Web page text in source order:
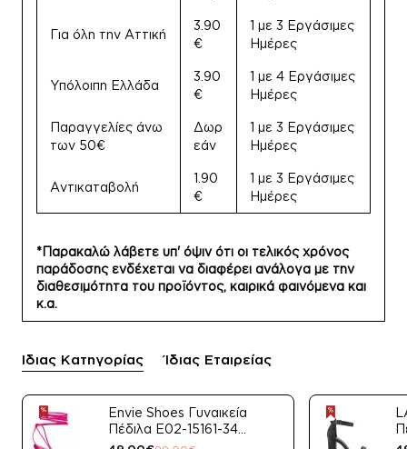
Για όλη την Αττική
3.90
€
1 με 3 Εργάσιμες
Ημέρες
Υπόλοιπη Ελλάδα
3.90
€
1 με 4 Εργάσιμες
Ημέρες
Παραγγελίες άνω
των 50€
Δωρ
εάν
1 με 3 Εργάσιμες
Ημέρες
Αντικαταβολή
1.90
€
1 με 3 Εργάσιμες
Ημέρες
*Παρακαλώ λάβετε υπ' όψιν ότι οι τελικός χρόνος
παράδοσης ενδέχεται να διαφέρει ανάλογα με την
διαθεσιμότητα του προϊόντος, καιρικά φαινόμενα και
κ.α.
Ίδιας Κατηγορίας Ίδιας Εταιρείας
Envie Shoes Γυναικεία
Πέδιλα E02-15161-34
Μαύρο Satin